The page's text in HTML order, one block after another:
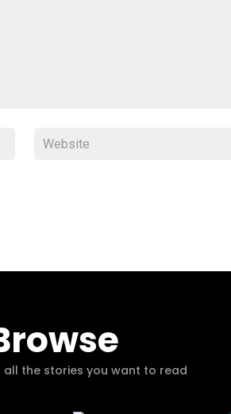
all the stories you want to read